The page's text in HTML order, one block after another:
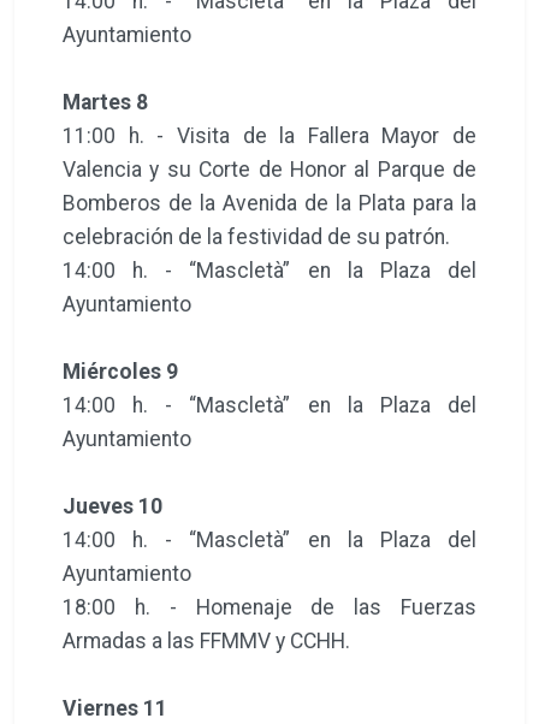
Ayuntamiento
Martes 8
11:00 h. - Visita de la Fallera Mayor de
Valencia y su Corte de Honor al Parque de
Bomberos de la Avenida de la Plata para la
celebración de la festividad de su patrón.
14:00 h. - “Mascletà” en la Plaza del
Ayuntamiento
Miércoles 9
14:00 h. - “Mascletà” en la Plaza del
Ayuntamiento
Jueves 10
14:00 h. - “Mascletà” en la Plaza del
Ayuntamiento
18:00 h. - Homenaje de las Fuerzas
Armadas a las FFMMV y CCHH.
Viernes 11